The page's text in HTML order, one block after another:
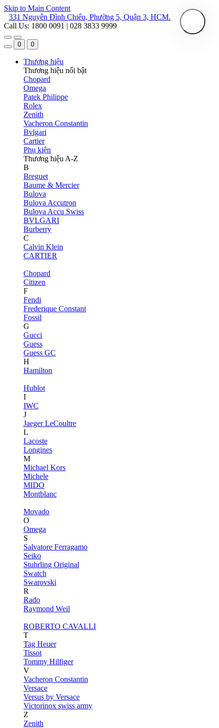
Skip to Main Content
331 Nguyễn Đình Chiểu, Phường 5, Quận 3, HCM.
Call Us: 1800 0091 | 028 3833 9999
0 0
Thương hiệu
Thương hiệu nổi bật
Chopard
Omega
Patek Philippe
Rolex
Zenith
Vacheron Constantin
Bvlgari
Cartier
Phụ kiện
Thương hiệu A-Z
B
Breguet
Baume & Mercier
Bulova
Bulova Accutron
Bulova Accu Swiss
BVLGARI
Burberry
C
Calvin Klein
CARTIER
Chopard
Citizen
F
Fendi
Frederique Constant
Fossil
G
Gucci
Guess
Guess GC
H
Hamilton
Hublot
I
IWC
J
Jaeger LeCoultre
L
Lacoste
Longines
M
Michael Kors
Michele
MIDO
Montblanc
Movado
O
Omega
S
Salvatore Ferragamo
Seiko
Stuhrling Original
Swatch
Swarovski
R
Rado
Raymond Weil
ROBERTO CAVALLI
T
Tag Heuer
Tissot
Tommy Hilfiger
V
Vacheron Constantin
Versace
Versus by Versace
Victorinox swiss army
Z
Zenith